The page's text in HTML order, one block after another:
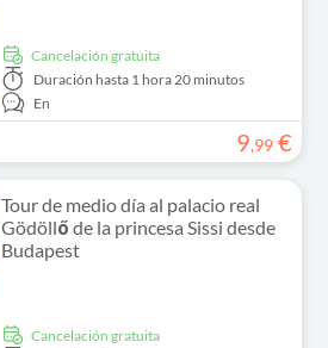
cancelación gratuita
Duración hasta 1 hora 20 minutos
En
9,99 €
Tour de medio día al palacio real
Gödöllő de la princesa Sissi desde
Budapest
cancelación gratuita